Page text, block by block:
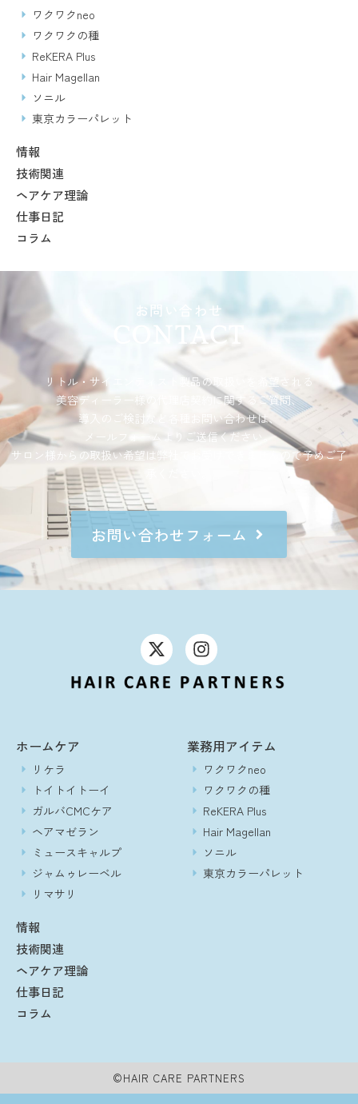
ワクワクneo
ワクワクの種
ReKERA Plus
Hair Magellan
ソニル
東京カラーパレット
情報
技術関連
ヘアケア理論
仕事日記
コラム
お問い合わせ
CONTACT
リトル・サイエンティスト製品の取扱いを希望される
美容ディーラー様の代理店契約に関するご質問、
導入のご検討など各種お問い合わせは、
メールフォームよりご送信ください。
サロン様からの取扱い希望は弊社でお受けできませんので予めご了
お問い合わせフォーム
ホームケア
リケラ
トイトイトーイ
ガルバCMCケア
ヘアマゼラン
ミュースキャルプ
ジャムゥレーベル
リマサリ
業務用アイテム
ワクワクneo
ワクワクの種
ReKERA Plus
Hair Magellan
ソニル
東京カラーパレット
情報
技術関連
ヘアケア理論
仕事日記
コラム
©HAIR CARE PARTNERS